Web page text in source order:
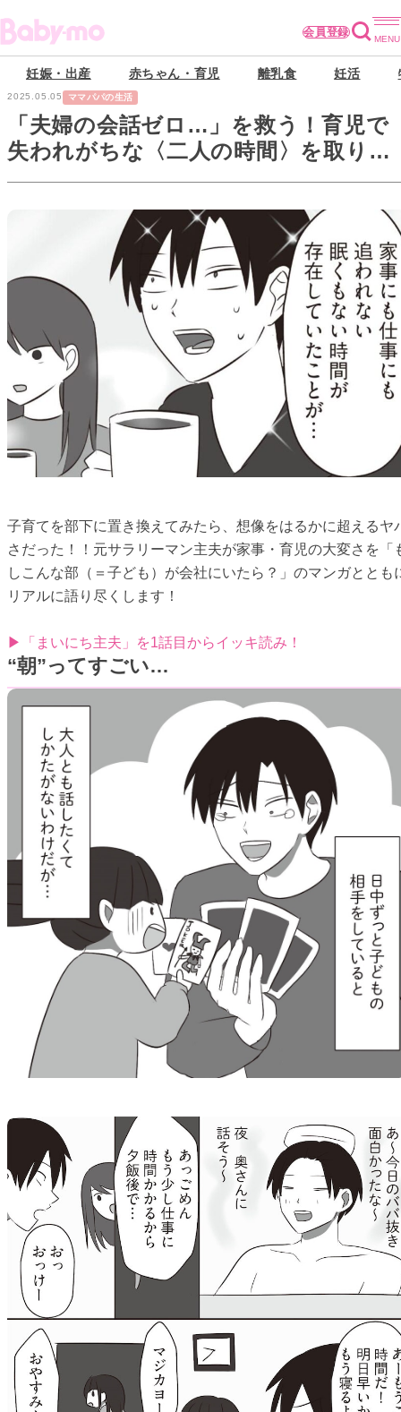
会員登録
妊娠・出産 赤ちゃん・育児 離乳食 妊活
2025.05.05 ママパパの生活
「夫婦の会話ゼロ…」を救う！育児で
失われがちな〈二人の時間〉を取り戻
す秘策とは？【まいにち主夫】
子育てを部下に置き換えてみたら、想像をはるかに超えるヤ
さだった！！元サラリーマン主夫が家事・育児の大変さを「
しこんな部（＝子ども）が会社にいたら？」のマンガととも
リアルに語り尽くします！
▶「まいにち主夫」を1話目からイッキ読み！
“朝”ってすごい…